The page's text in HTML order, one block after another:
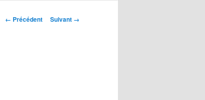
Navigation
← Précédent Suivant →